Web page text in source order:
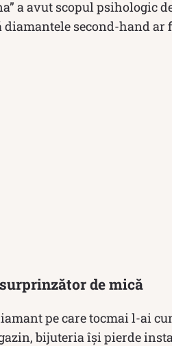
a avut scopul psihologic
diamantele second-hand
de mică
pe care tocmai l-ai
bijuteria își pierde